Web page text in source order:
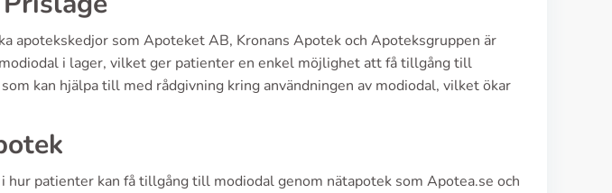
apotekskedjor som Apoteket AB, Kronans Apotek och Apoteksgruppen är
i lager, vilket ger patienter en enkel möjlighet att få tillgång till
kan hjälpa till med rådgivning kring användningen av modiodal, vilket ökar
hur patienter kan få tillgång till modiodal genom nätapotek som Apotea.se och